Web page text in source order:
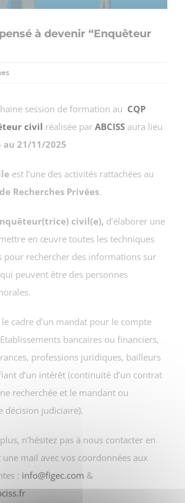
à devenir “Enquêteur
session de formation au CQP
civil réalisée par ABCISS aura lieu
au 21/11/2025
est l’une des activités rattachées au
Recherches Privées.
civil(e), d’élaborer une
en œuvre toutes les techniques
pour rechercher des informations sur
peuvent être des personnes
cadre d’un mandat pour le compte
bancaires ou financiers,
professions juridiques, bailleurs
d’un intérêt (continuité d’un contrat
recherchée et le mandant ou
décision judiciaire).
n’hésitez pas à nous contacter en
une mail avec vos coordonnées aux
: info@figec.com &